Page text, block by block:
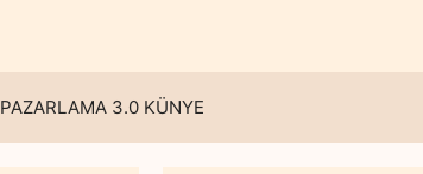
PAZARLAMA 3.0 KÜNYE